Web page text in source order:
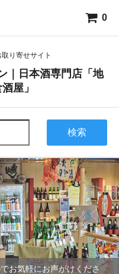
0
り寄せサイト
｜日本酒専門店「地
屋」
検索
お気軽にお声がけくださ